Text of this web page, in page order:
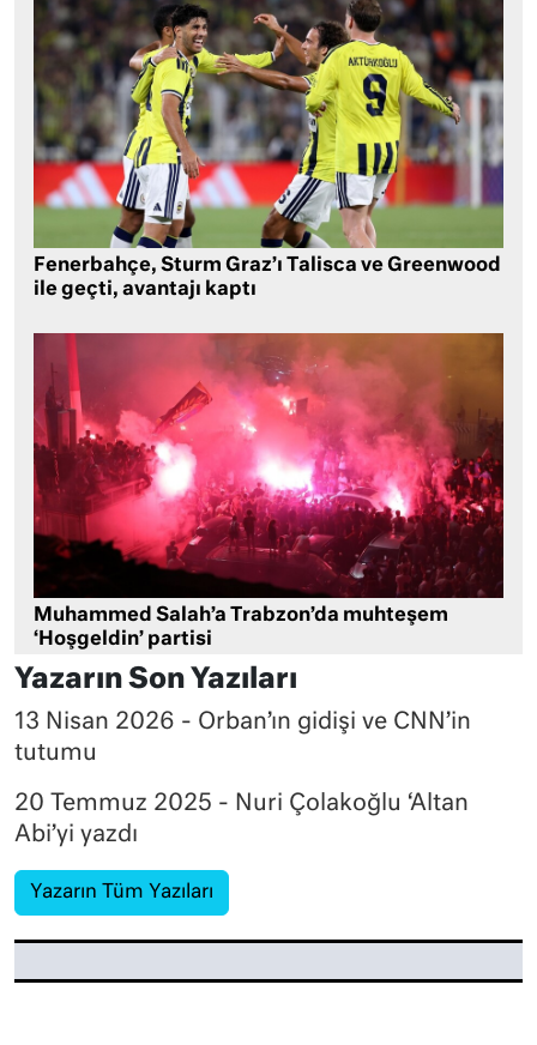
Fenerbahçe, Sturm Graz’ı Talisca ve Greenwood
ile geçti, avantajı kaptı
Muhammed Salah’a Trabzon’da muhteşem
‘Hoşgeldin’ partisi
Yazarın Son Yazıları
13 Nisan 2026 - Orban’ın gidişi ve CNN’in
tutumu
20 Temmuz 2025 - Nuri Çolakoğlu ‘Altan
Abi’yi yazdı
Yazarın Tüm Yazıları